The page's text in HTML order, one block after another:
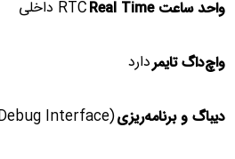
واحد ساعت Real Time RTC داخلی
واچ‌داگ تایمردارد
دیباگ و برنامه‌ریزیInterface)